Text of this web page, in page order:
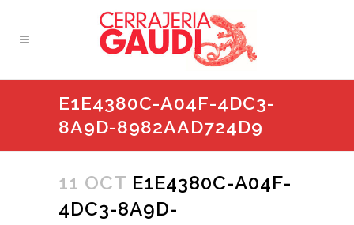
E1E4380C-A04F-4DC3-
8A9D-8982AAD724D9
11 OCT E1E4380C-A04F-
4DC3-8A9D-